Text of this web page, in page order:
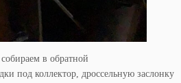
в обратной
под коллектор, дроссельную заслонку